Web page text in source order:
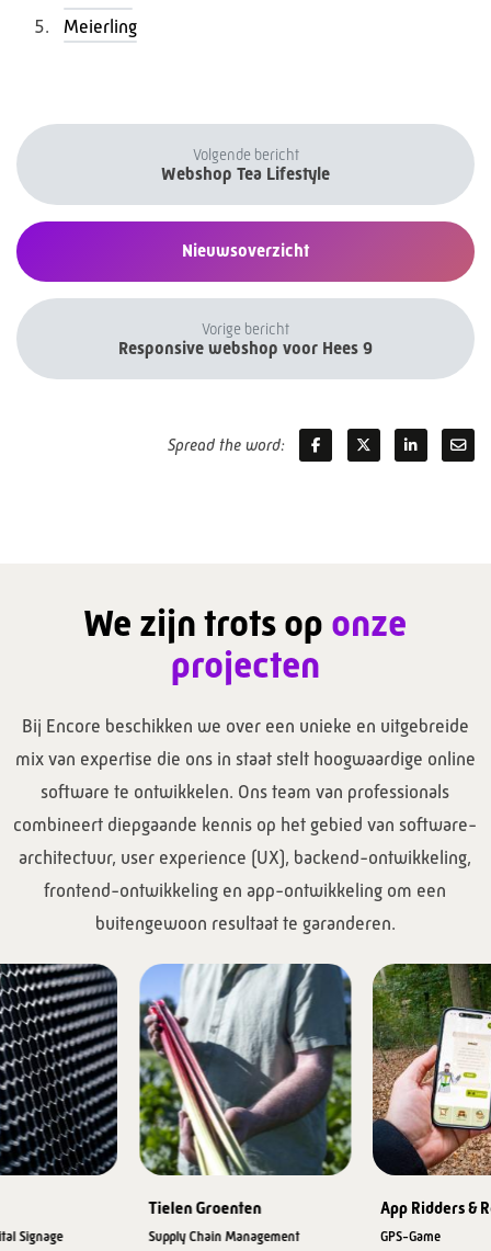
Meierling
Volgende bericht
Webshop Tea Lifestyle
Nieuwsoverzicht
Vorige bericht
Responsive webshop voor Hees 9
Spread the word:
We zijn trots op onze
projecten
Bij Encore beschikken we over een unieke en uitgebreide
mix van expertise die ons in staat stelt hoogwaardige online
software te ontwikkelen. Ons team van professionals
combineert diepgaande kennis op het gebied van software-
architectuur, user experience (UX), backend-ontwikkeling,
frontend-ontwikkeling en app-ontwikkeling om een
buitengewoon resultaat te garanderen.
Signage
Tielen Groenten
Supply Chain Management
App Ridders &
GPS-Game